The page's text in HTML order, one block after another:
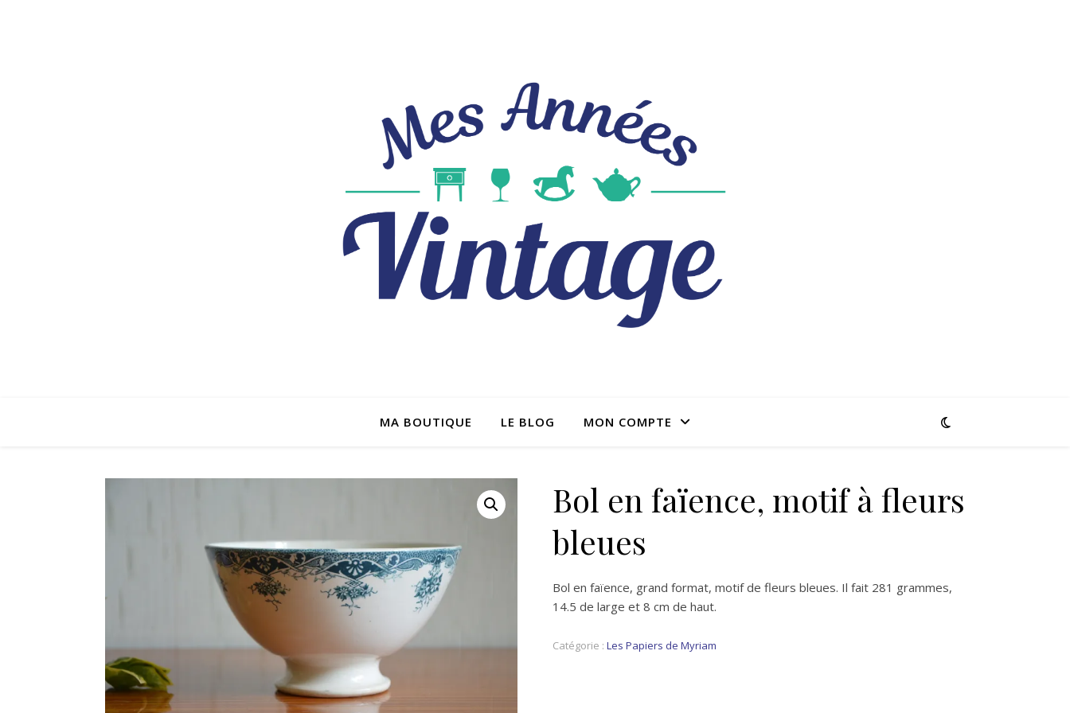
MA BOUTIQUE LE BLOG MON COMPTE
Bol en faïence, motif à fleurs
bleues
Bol en faïence, grand format, motif de fleurs bleues. Il fait 281 grammes,
14.5 de large et 8 cm de haut.
Catégorie : Les Papiers de Myriam